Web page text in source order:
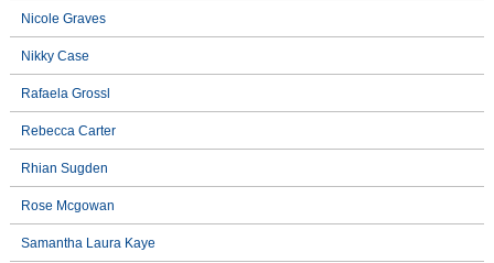
Nicole Graves
Nikky Case
Rafaela Grossl
Rebecca Carter
Rhian Sugden
Rose Mcgowan
Samantha Laura Kaye